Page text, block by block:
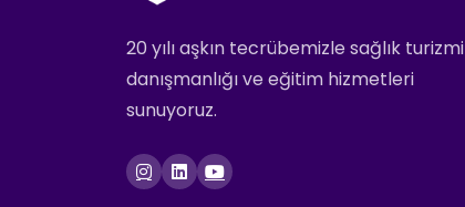
20 yılı aşkın tecrübemizle sağlık turizmi
danışmanlığı ve eğitim hizmetleri
sunuyoruz.